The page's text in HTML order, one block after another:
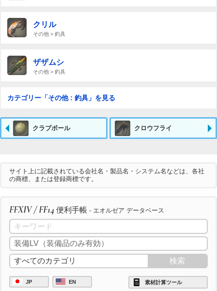
クリル
その他 > 釣具
ザザムシ
その他 > 釣具
カテゴリー「その他 : 釣具」を見る
クラブボール クロウフライ
サイト上に記載されている会社名・製品名・システム名などは、各社
の商標、または登録商標です。
FFXIV / FF14 便利手帳 - エオルゼア データベース
JP EN 素材計算ツール